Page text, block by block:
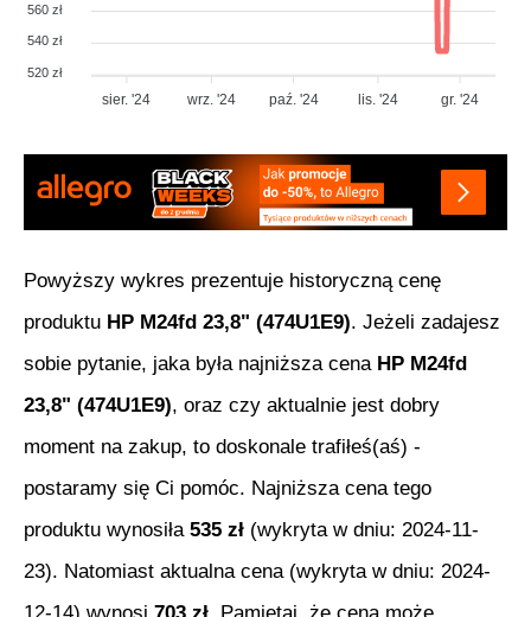
560 zł
540 zł
520 zł
sier. '24 wrz. '24 paź. '24 lis. '24 gr. '24
Powyższy wykres prezentuje historyczną cenę
produktu HP M24fd 23,8" (474U1E9). Jeżeli zadajesz
sobie pytanie, jaka była najniższa cena HP M24fd
23,8" (474U1E9), oraz czy aktualnie jest dobry
moment na zakup, to doskonale trafiłeś(aś) -
postaramy się Ci pomóc. Najniższa cena tego
produktu wynosiła 535 zł (wykryta w dniu: 2024-11-
23). Natomiast aktualna cena (wykryta w dniu: 2024-